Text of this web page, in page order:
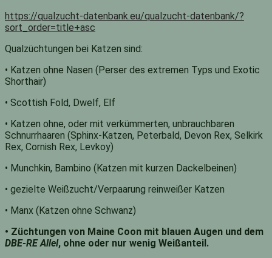
https://qualzucht-datenbank.eu/qualzucht-datenbank/?
sort_order=title+asc
Qualzüchtungen bei Katzen sind:
• Katzen ohne Nasen (Perser des extremen Typs und Exotic
Shorthair)
• Scottish Fold, Dwelf, Elf
• Katzen ohne, oder mit verkümmerten, unbrauchbaren
Schnurrhaaren (Sphinx-Katzen, Peterbald, Devon Rex, Selkirk
Rex, Cornish Rex, Levkoy)
• Munchkin, Bambino (Katzen mit kurzen Dackelbeinen)
• gezielte Weißzucht/Verpaarung reinweißer Katzen
• Manx (Katzen ohne Schwanz)
• Züchtungen von Maine Coon mit blauen Augen und dem
DBE-RE Allel, ohne oder nur wenig Weißanteil.